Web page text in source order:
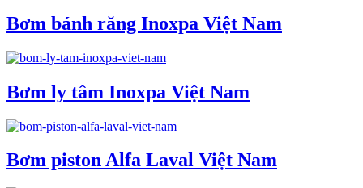
Bơm bánh răng Inoxpa Việt Nam
Bơm ly tâm Inoxpa Việt Nam
Bơm piston Alfa Laval Việt Nam